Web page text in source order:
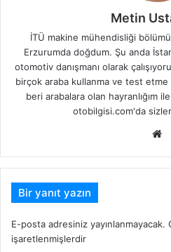
Metin
İTÜ makine mühendisliği
Erzurumda doğdum. Şu anda
otomotiv danışmanı olarak
birçok araba kullanma ve test etme
beri arabalara olan hayranlığım
otobilgisi.com'da
Bir yanıt yazın
E-posta adresiniz yayınlanmayacak.
işaretlenmişlerdir